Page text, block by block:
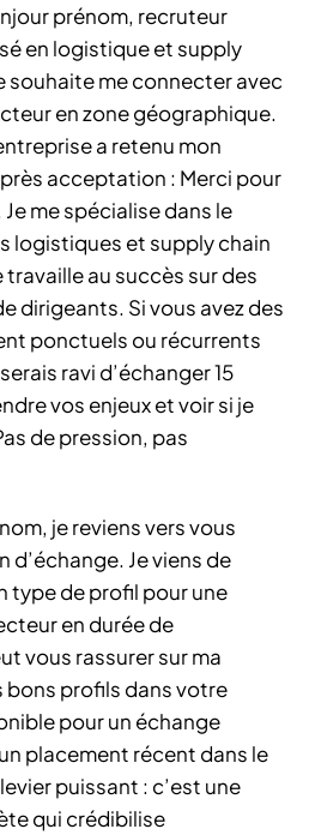
prénom, recruteur
en logistique et supply
souhaite me connecter avec
en zone géographique.
a retenu mon
acceptation : Merci pour
me spécialise dans le
logistiques et supply chain
travaille au succès sur des
dirigeants. Si vous avez des
ponctuels ou récurrents
ravi d’échanger 15
vos enjeux et voir si je
de pression, pas
je reviens vers vous
Je viens de
type de profil pour une
en durée de
vous rassurer sur ma
bons profils dans votre
pour un échange
placement récent dans le
puissant : c’est une
qui crédibilise